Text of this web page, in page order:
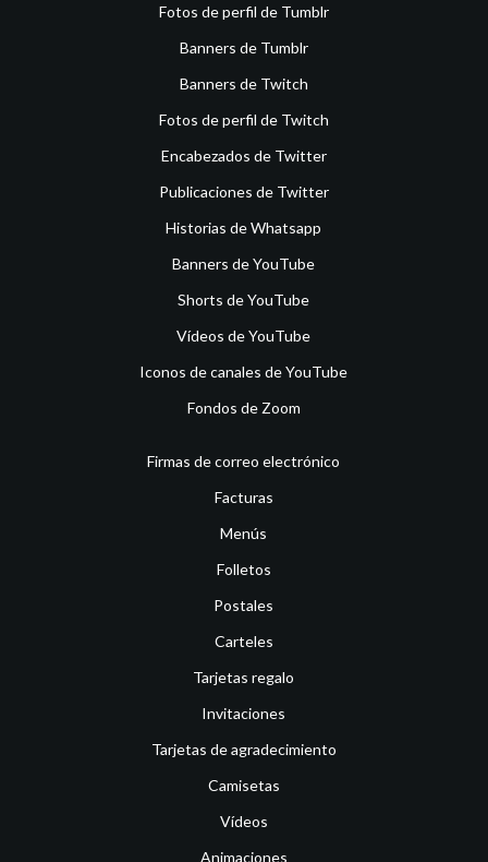
Fotos de perfil de Tumblr
Banners de Tumblr
Banners de Twitch
Fotos de perfil de Twitch
Encabezados de Twitter
Publicaciones de Twitter
Historias de Whatsapp
Banners de YouTube
Shorts de YouTube
Vídeos de YouTube
Iconos de canales de YouTube
Fondos de Zoom
Firmas de correo electrónico
Facturas
Menús
Folletos
Postales
Carteles
Tarjetas regalo
Invitaciones
Tarjetas de agradecimiento
Camisetas
Vídeos
Animaciones